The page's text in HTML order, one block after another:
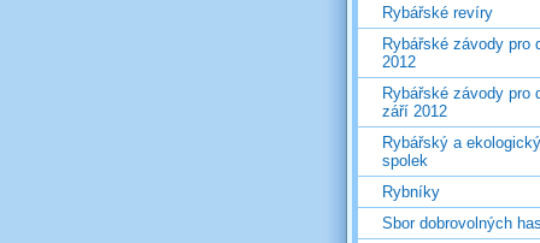
Rybářské revíry
Rybářské závody pro
2012
Rybářské závody pro
září 2012
Rybářský a ekologický
spolek
Rybníky
Sbor dobrovolných